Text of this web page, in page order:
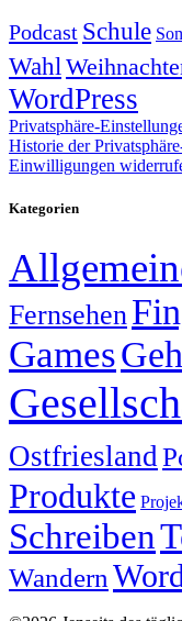
Podcast Schule
Wahl
WordPress
Privatsphäre-
Historie der
Einwilligungen
Kategorien
Fernsehen
Games
Ostfriesland
Produkte
Schreiben
Wandern